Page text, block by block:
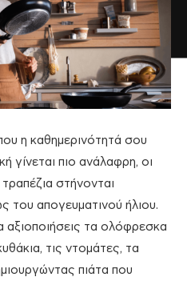
η καθημερινότητά σου
γίνεται πιο ανάλαφρη, οι
στήνονται
απογευματινού ήλιου.
αξιοποιήσεις τα ολόφρεσκα
τις ντομάτες, τα
πιάτα που